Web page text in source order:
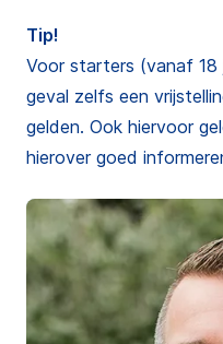
Tip!
Voor starters (vanaf 18
geval zelfs een
gelden. Ook hiervoor
hierover goed